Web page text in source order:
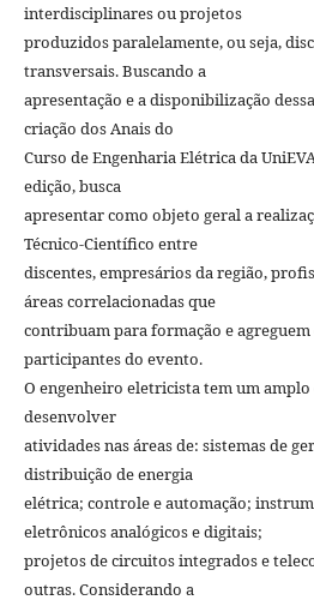
interdisciplinares ou projetos
produzidos paralelamente, ou seja,
transversais. Buscando a
apresentação e a disponibilização
criação dos Anais do
Curso de Engenharia Elétrica da
edição, busca
apresentar como objeto geral a
Técnico-Científico entre
discentes, empresários da região,
áreas correlacionadas que
contribuam para formação e
participantes do evento.
O engenheiro eletricista tem um amplo
desenvolver
atividades nas áreas de: sistemas de
distribuição de energia
elétrica; controle e automação;
eletrônicos analógicos e digitais;
projetos de circuitos integrados e
outras. Considerando a